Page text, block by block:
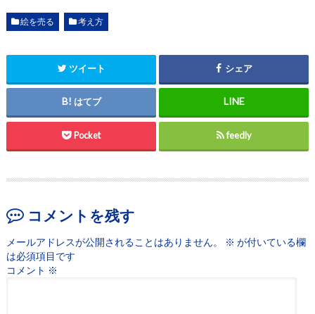
絵を売る 考え方
ツイート シェア
はてブ
Pocket feedly
コメントを残す
メールアドレスが公開されることはありません。 ※ が付いている欄
は必須項目です
コメント ※